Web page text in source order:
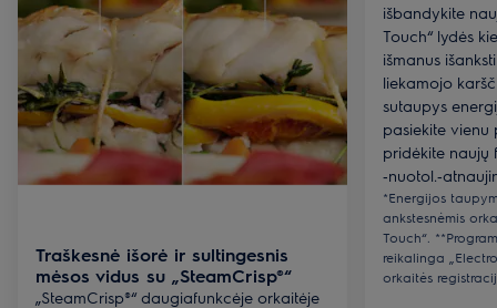
Traškesnė išorė ir sultingesnis
mėsos vidus su „SteamCrisp®“
„SteamCrisp®“ daugiafunkcėje orkaitėje
išbandykite
Touch“ lydės
išmanus
liekamojo
sutaupys
pasiekite vienu
pridėkite naujų
*Energijos
ankstesnėmis
Touch“.
reikalinga
orkaitės